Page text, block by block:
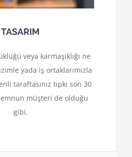
TASARIM
veya karmaşıklığı ne
yada iş ortaklarımızla
taraftasınız tıpkı son 30
müşteri de olduğu
gibi.